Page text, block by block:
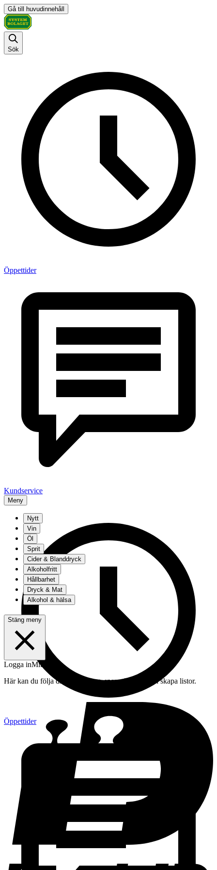
Gå till huvudinnehåll
Sök
Öppettider
Kundservice
Meny
Öppettider
Nytt
Vin
Öl
Sprit
Cider & Blanddryck
Alkoholfritt
Hållbarhet
Dryck & Mat
Alkohol & hälsa
Stäng meny
Logga inMitt konto
Här kan du följa din beställning, spara drycker och skapa listor.